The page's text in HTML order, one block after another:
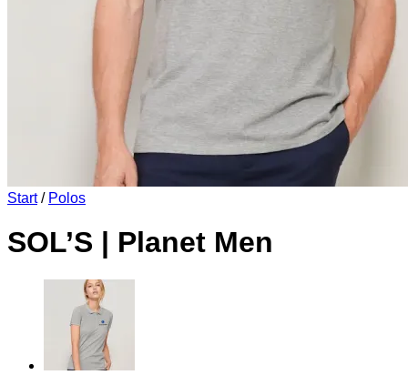
Start / Polos
SOL’S | Planet Men